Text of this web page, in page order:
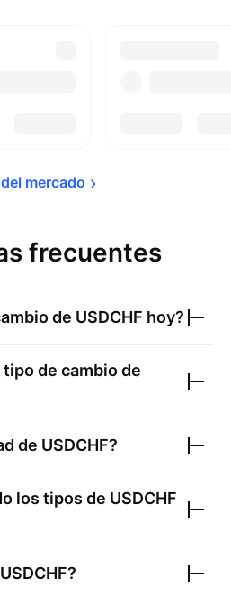
mercado
frecuentes
de USDCHF hoy?
de cambio de
de USDCHF?
los tipos de USDCHF
USDCHF?